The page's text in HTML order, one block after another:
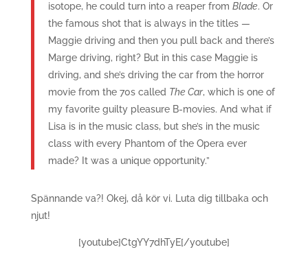
isotope, he could turn into a reaper from Blade. Or
the famous shot that is always in the titles —
Maggie driving and then you pull back and there’s
Marge driving, right? But in this case Maggie is
driving, and she’s driving the car from the horror
movie from the 70s called The Car, which is one of
my favorite guilty pleasure B-movies. And what if
Lisa is in the music class, but she’s in the music
class with every Phantom of the Opera ever
made? It was a unique opportunity.”
Spännande va?! Okej, då kör vi. Luta dig tillbaka och
njut!
[youtube]CtgYY7dhTyE[/youtube]